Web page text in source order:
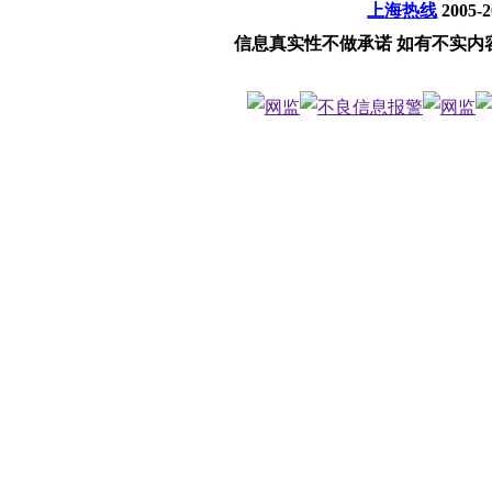
上海热线 2005-
信息真实性不做承诺 如有不实内